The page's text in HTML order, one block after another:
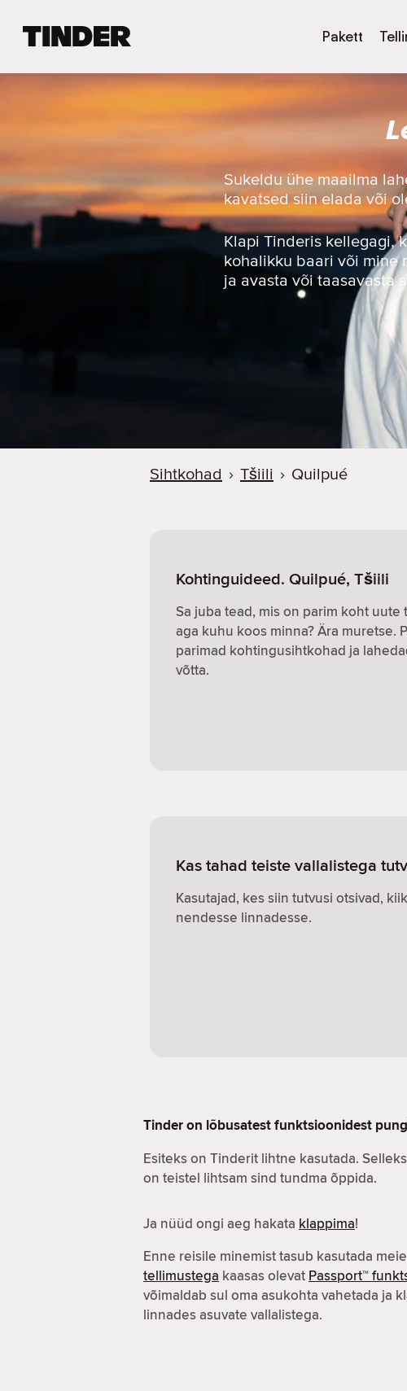
d
a
l
e
Pakett
Sukeldu ühe maailma
kavatsed siin elada või
Klapi Tinderis kellegagi,
kohalikku baari või mine
ja avasta või taasavasta
Sihtkohad › Tšiili › Quilpué
Kohtinguideed. Quilpué, Tšiili
Sa juba tead, mis on parim koht uute
aga kuhu koos minna? Ära muretse.
parimad kohtingusihtkohad ja
võtta.
Kas tahad teiste vallalistega
Kasutajad, kes siin tutvusi otsivad,
nendesse linnadesse.
Tinder on lõbusatest funktsioonidest
Esiteks on Tinderit lihtne kasutada.
on teistel lihtsam sind tundma õppida.
Ja nüüd ongi aeg hakata klappima!
Enne reisile minemist tasub kasutada meie
tellimustega kaasas olevat Passport™
võimaldab sul oma asukohta vahetada ja
linnades asuvate vallalistega.